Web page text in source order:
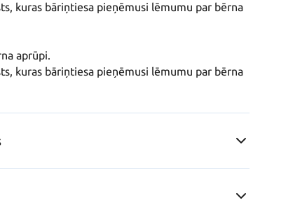
kuras bāriņtiesa pieņēmusi lēmumu par bērna
aprūpi.
kuras bāriņtiesa pieņēmusi lēmumu par bērna